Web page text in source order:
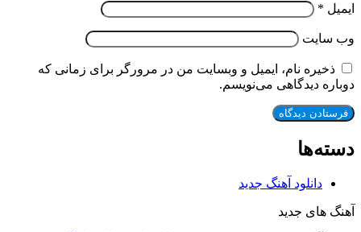
ایمیل *
وب‌ سایت
ذخیره نام، ایمیل و وبسایت من در مرورگر برای زمانی که
دوباره دیدگاهی می‌نویسم.
دسته‌ها
دانلود آهنگ جدید
آهنگ های جدید